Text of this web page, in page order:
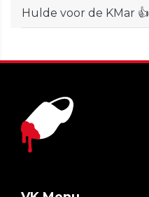
Hulde voor de KMar 👍